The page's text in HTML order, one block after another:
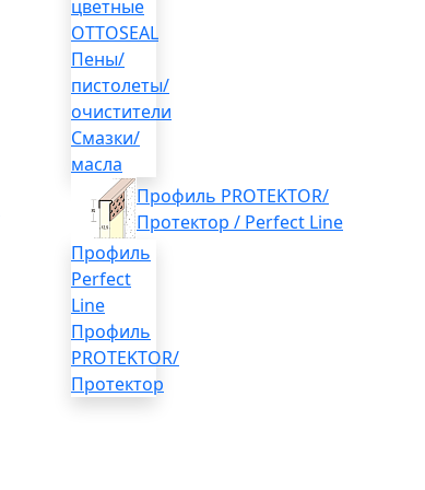
цветные
OTTOSEAL
Пены/
пистолеты/
очистители
Смазки/
масла
Профиль PROTEKTOR/
Протектор / Perfect Line
Профиль
Perfect
Line
Профиль
PROTEKTOR/
Протектор